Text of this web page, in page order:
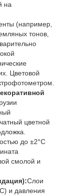
на
(например,
тонов,
Цветовой
цветной
до ±2°C
смолой и
Слои
и давления